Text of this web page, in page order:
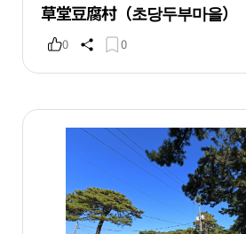
草堂豆腐村（초당두부마을）
0 0